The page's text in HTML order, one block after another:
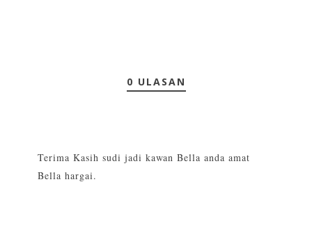
0 ULASAN
Terima Kasih sudi jadi kawan Bella anda amat
Bella hargai.